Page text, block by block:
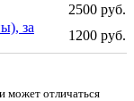
2500 руб.
за
1200 руб.
может отличаться